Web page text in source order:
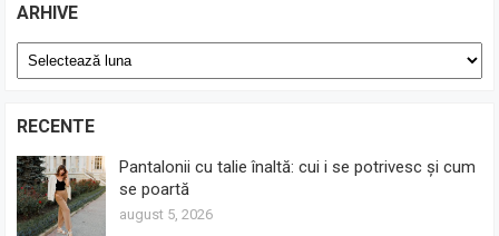
ARHIVE
Arhive
RECENTE
Pantalonii cu talie înaltă: cui i se potrivesc și cum
se poartă
august 5, 2026